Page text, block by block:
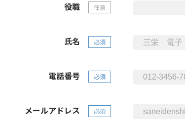
役職 任意
氏名 必須
電話番号 必須
メールアドレス 必須